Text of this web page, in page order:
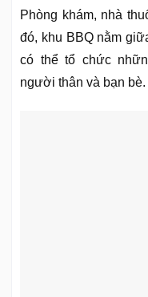
Phòng khám, nhà
đó, khu BBQ nằm
có thể tổ chức
người thân và bạn bè.